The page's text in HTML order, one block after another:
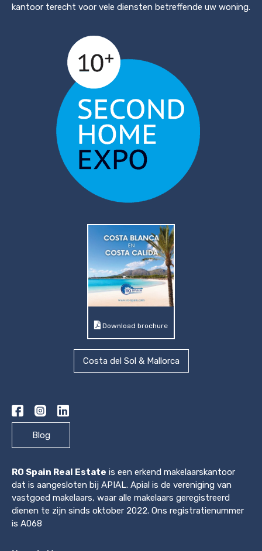
kantoor terecht voor vele diensten betreffende uw woning.
Download brochure
Costa del Sol & Mallorca
Blog
RO Spain Real Estate is een erkend makelaarskantoor
dat is aangesloten bij APIAL. Apial is de vereniging van
vastgoed makelaars, waar alle makelaars geregistreerd
dienen te zijn sinds oktober 2022. Ons registratienummer
is A068